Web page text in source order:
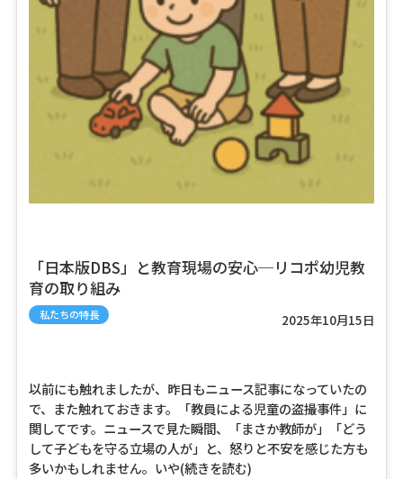
「日本版DBS」と教育現場の安心─リコポ幼児教
育の取り組み
私たちの特長 2025年10月15日
以前にも触れましたが、昨日もニュース記事になっていたの
で、また触れておきます。「教員による児童の盗撮事件」に
関してです。ニュースで見た瞬間、「まさか教師が」「どう
して子どもを守る立場の人が」と、怒りと不安を感じた方も
多いかもしれません。いや(続きを読む)